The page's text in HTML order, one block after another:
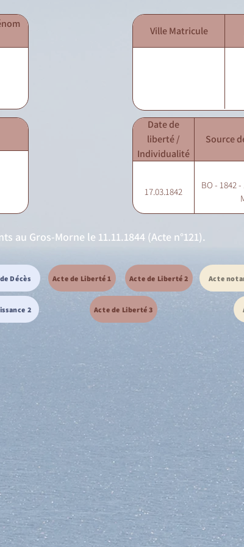
Ville Matricule
Date de
liberté /
Individualité
Source
17.03.1842
BO - 1842
au Gros-Morne le 11.11.1844 (Acte n°121).
Décès
2
Acte de Liberté 1 Acte de Liberté 2
Acte de Liberté 3
Acte